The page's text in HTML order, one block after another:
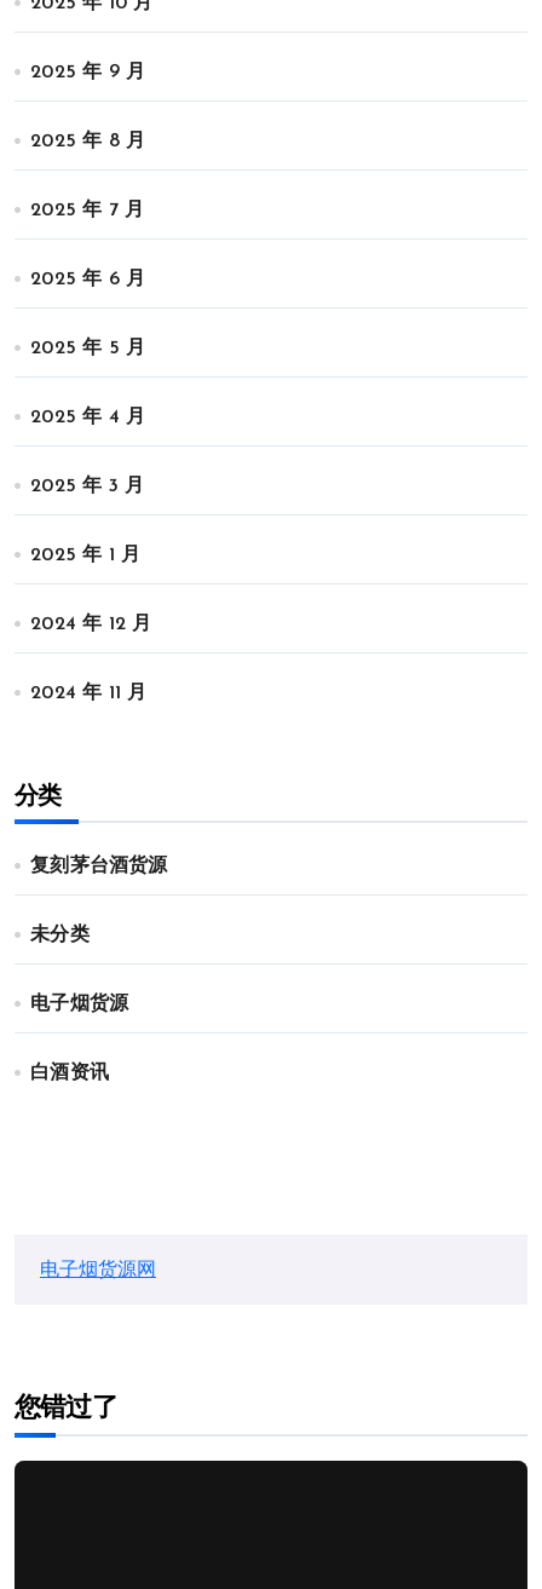
2025 年 9 月
2025 年 8 月
2025 年 7 月
2025 年 6 月
2025 年 5 月
2025 年 4 月
2025 年 3 月
2025 年 1 月
2024 年 12 月
2024 年 11 月
分类
复刻茅台酒货源
未分类
电子烟货源
白酒资讯
电子烟货源网
您错过了